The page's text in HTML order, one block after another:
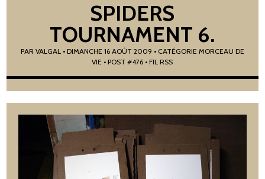
SPIDERS
TOURNAMENT 6.
PAR VALGAL• DIMANCHE 16 AOÛT 2009 • CATÉGORIE MORCEAU DE
VIE • POST #476 • FIL RSS